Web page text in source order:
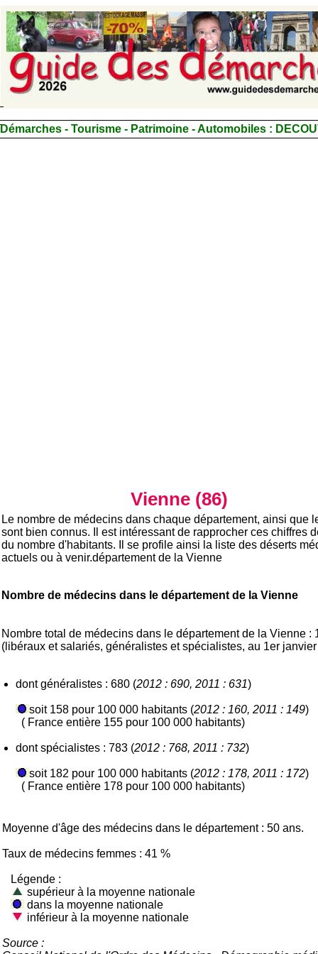
Démarches - Tourisme - Patrimoine - Automobiles :
Vienne (86)
Le nombre de médecins dans chaque département, ainsi que
sont bien connus. Il est intéressant de rapprocher ces chiffres
du nombre d'habitants. Il se profile ainsi la liste des déserts
actuels ou à venir.département de la Vienne
Nombre de médecins dans le département de la Vienne
Nombre total de médecins dans le département de la Vienne :
(libéraux et salariés, généralistes et spécialistes, au 1er
dont généralistes : 680 (2012 : 690, 2011 : 631)
soit 158 pour 100 000 habitants (2012 : 160, 2011 : 149)
( France entière 155 pour 100 000 habitants)
dont spécialistes : 783 (2012 : 768, 2011 : 732)
soit 182 pour 100 000 habitants (2012 : 178, 2011 : 172)
( France entière 178 pour 100 000 habitants)
Moyenne d'âge des médecins dans le département : 50 ans.
Taux de médecins femmes : 41 %
Légende :
supérieur à la moyenne nationale
dans la moyenne nationale
inférieur à la moyenne nationale
Source :